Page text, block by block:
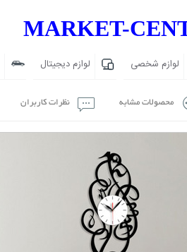
MARKET-
لوازم شخصی لوازم دیجیتال
محصولات مشابه نظرات کاربران